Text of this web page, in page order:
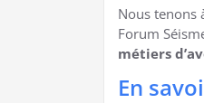
Nous tenons
Forum
métiers
En